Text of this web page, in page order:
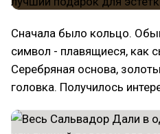
Сначала было кольцо.
символ - плавящиеся, как
Серебряная основа,
головка. Получилось